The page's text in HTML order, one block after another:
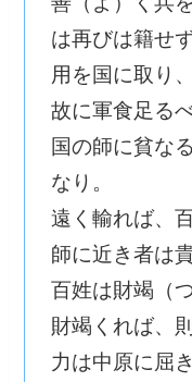
は再びは籍せ
用を国に取り
故に軍食足る
国の師に貧な
なり。
遠く輸れば、
師に近き者は
百姓は財竭（
財竭くれば、
力は中原に屈